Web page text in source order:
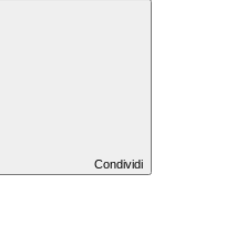
Condividi